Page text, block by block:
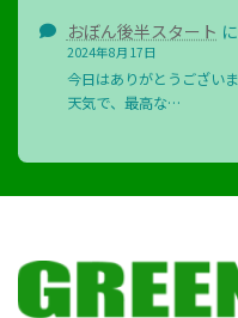
おぼん後半スタート に
2024年8月17日
今日はありがとうござい
天気で、最高な…